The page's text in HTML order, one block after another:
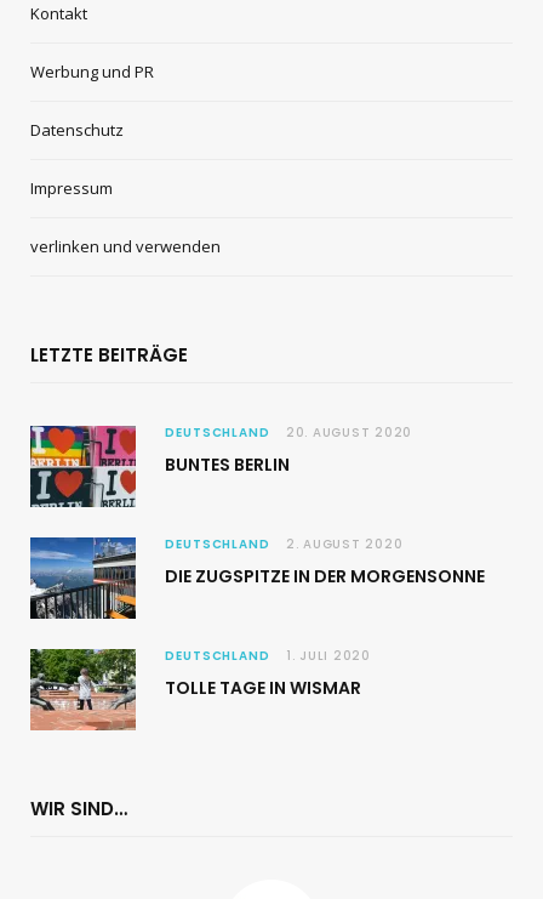
Kontakt
Werbung und PR
Datenschutz
Impressum
verlinken und verwenden
LETZTE BEITRÄGE
DEUTSCHLAND 20. AUGUST 2020
BUNTES BERLIN
DEUTSCHLAND 2. AUGUST 2020
DIE ZUGSPITZE IN DER MORGENSONNE
DEUTSCHLAND 1. JULI 2020
TOLLE TAGE IN WISMAR
WIR SIND…